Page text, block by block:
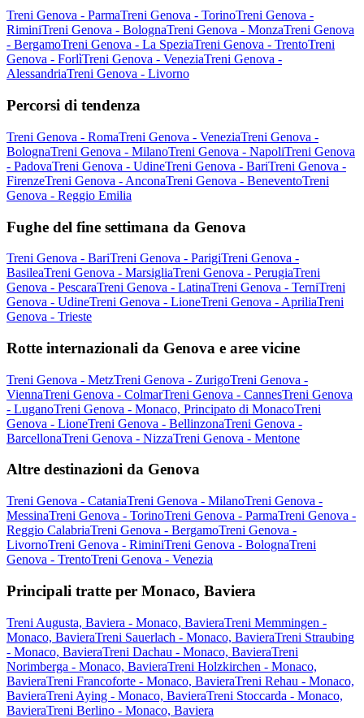
Treni Genova - ParmaTreni Genova - TorinoTreni Genova -
RiminiTreni Genova - BolognaTreni Genova - MonzaTreni Genova
- BergamoTreni Genova - La SpeziaTreni Genova - TrentoTreni
Genova - ForlìTreni Genova - VeneziaTreni Genova -
AlessandriaTreni Genova - Livorno
Percorsi di tendenza
Treni Genova - RomaTreni Genova - VeneziaTreni Genova -
BolognaTreni Genova - MilanoTreni Genova - NapoliTreni Genova
- PadovaTreni Genova - UdineTreni Genova - BariTreni Genova -
FirenzeTreni Genova - AnconaTreni Genova - BeneventoTreni
Genova - Reggio Emilia
Fughe del fine settimana da Genova
Treni Genova - BariTreni Genova - ParigiTreni Genova -
BasileaTreni Genova - MarsigliaTreni Genova - PerugiaTreni
Genova - PescaraTreni Genova - LatinaTreni Genova - TerniTreni
Genova - UdineTreni Genova - LioneTreni Genova - ApriliaTreni
Genova - Trieste
Rotte internazionali da Genova e aree vicine
Treni Genova - MetzTreni Genova - ZurigoTreni Genova -
ViennaTreni Genova - ColmarTreni Genova - CannesTreni Genova
- LuganoTreni Genova - Monaco, Principato di MonacoTreni
Genova - LioneTreni Genova - BellinzonaTreni Genova -
BarcellonaTreni Genova - NizzaTreni Genova - Mentone
Altre destinazioni da Genova
Treni Genova - CataniaTreni Genova - MilanoTreni Genova -
MessinaTreni Genova - TorinoTreni Genova - ParmaTreni Genova -
Reggio CalabriaTreni Genova - BergamoTreni Genova -
LivornoTreni Genova - RiminiTreni Genova - BolognaTreni
Genova - TrentoTreni Genova - Venezia
Principali tratte per Monaco, Baviera
Treni Augusta, Baviera - Monaco, BavieraTreni Memmingen -
Monaco, BavieraTreni Sauerlach - Monaco, BavieraTreni Straubing
- Monaco, BavieraTreni Dachau - Monaco, BavieraTreni
Norimberga - Monaco, BavieraTreni Holzkirchen - Monaco,
BavieraTreni Francoforte - Monaco, BavieraTreni Rehau - Monaco,
BavieraTreni Aying - Monaco, BavieraTreni Stoccarda - Monaco,
BavieraTreni Berlino - Monaco, Baviera